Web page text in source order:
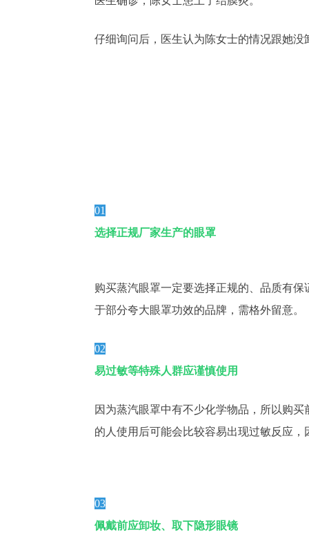
仔细询问后，医生认为陈女士的情况跟她
01
选择正规厂家生产的眼罩
购买蒸汽眼罩一定要选择正规的、品质有
于部分夸大眼罩功效的品牌，需格外留意。
02
易过敏等特殊人群应谨慎使用
因为蒸汽眼罩中有不少化学物品，所以购
的人使用后可能会比较容易出现过敏反应
03
佩戴前应卸妆、取下隐形眼镜